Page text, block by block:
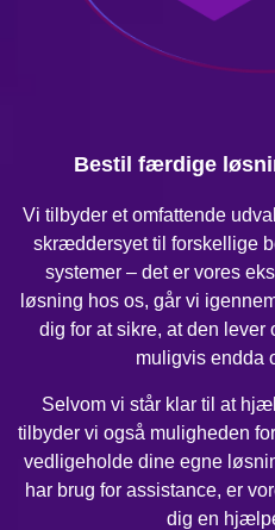
Bestil færdige
Vi tilbyder et omfattende
skræddersyet til forskellige
systemer – det er vores
løsning hos os, går vi
dig for at sikre, at den lever
muligvis endda
Selvom vi står klar til at
tilbyder vi også muligheden
vedligeholde dine egne
har brug for assistance, er
dig en